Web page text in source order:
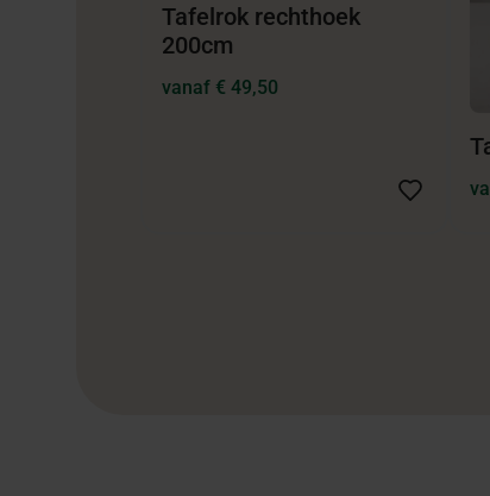
Tafelrok rechthoek
200cm
vanaf € 49,50